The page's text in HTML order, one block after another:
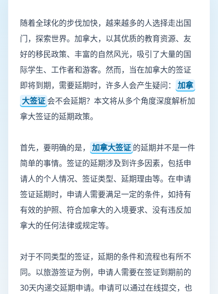
随着全球化的步伐加快，越来越多的人选择走出国
门，探索世界。加拿大，以其优质的教育资源、友
好的移民政策、丰富的自然风光，吸引了大量的国
际学生、工作者和游客。然而，当在加拿大的签证
即将到期，需要延期时，许多人会产生疑问：
加拿
大签证 会不会延期？本文将从多个角度深度解析加
拿大签证的延期政策。
首先，要明确的是， 加拿大签证 的延期并不是一件
简单的事情。签证的延期涉及到许多因素，包括申
请人的个人情况、签证类型、延期理由等。在申请
签证延期时，申请人需要满足一定的条件，如持有
有效的护照、符合加拿大的入境要求、没有违反加
拿大的任何法律或规定等。
对于不同类型的签证，延期的条件和流程也有所不
同。以旅游签证为例，申请人需要在签证到期前的
30天内递交延期申请。申请可以通过在线提交，也